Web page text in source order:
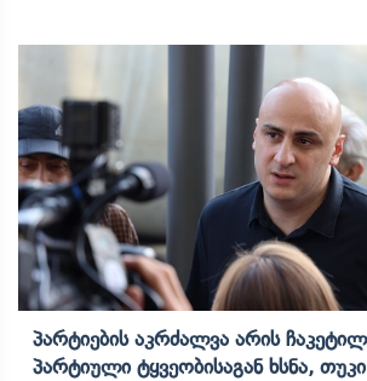
Პარტიების Აკრძალვა Არის
Პარტიული Ტყვეობისაგან Ხსნა,